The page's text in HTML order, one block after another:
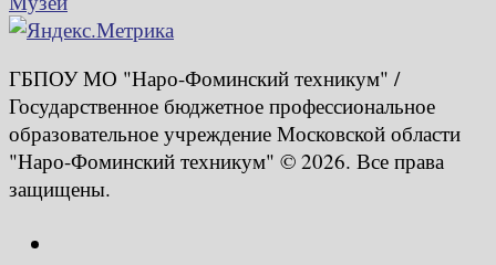
ГБПОУ МО "Наро-Фоминский техникум" /
Государственное бюджетное профессиональное
образовательное учреждение Московской области
"Наро-Фоминский техникум" © 2026. Все права
защищены.